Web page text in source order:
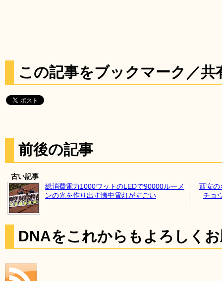
この記事をブックマーク／共
前後の記事
古い記事
総消費電力1000ワットのLEDで90000ルーメ
ンの光を作り出す懐中電灯がすごい
西安の
チョ
DNAをこれからもよろしく